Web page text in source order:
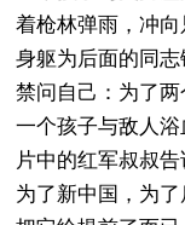
着枪林弹雨，冲
身躯为后面的同
禁问自己：为了
一个孩子与敌人
片中的红军叔叔
为了新中国，为